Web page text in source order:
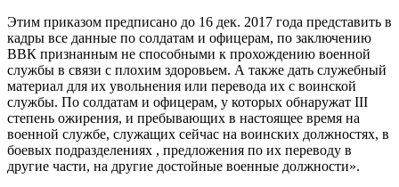
Этим приказом предписано до 16 дек. 2017 года представить в
кадры все данные по солдатам и офицерам, по заключению
ВВК признанным не способными к прохождению военной
службы в связи с плохим здоровьем. А также дать служебный
материал для их увольнения или перевода их с воинской
службы. По солдатам и офицерам, у которых обнаружат III
степень ожирения, и пребывающих в настоящее время на
военной службе, служащих сейчас на воинских должностях, в
боевых подразделениях , предложения по их переводу в
другие части, на другие достойные военные должности».